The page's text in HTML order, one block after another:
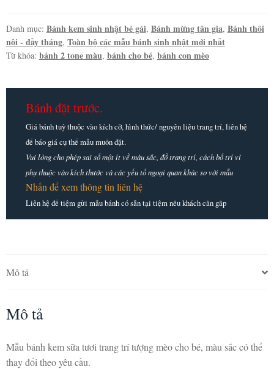
Danh mục: Bánh kem sinh nhật bé gái, Bánh mừng tân gia, Bánh thôi
nôi - đầy tháng, Toàn bộ các mẫu bánh sinh nhật mới nhất
Từ khóa: bánh 2 tone màu, bánh cho bé, bánh con mèo
Bánh đặt trước.
Giá bánh tuỳ thuộc vào kích cỡ, hình thức/ nguyên liệu trang trí, liên hệ
để báo giá cụ thể mẫu muốn đặt.
Vui lòng cho phép sai số một ít về màu sắc, đồ trang trí, cách bố trí vì
phụ thuộc vào kích thước và các yếu tố ngoại quan khác so với mẫu
Nhấn để xem thông tin liên hệ
Liên hệ để tiệm gửi mẫu bánh có sẵn tại tiệm nếu khách cần gấp
Mô tả
Mô tả
Mẫu bánh kem sữa tươi trang trí tượng mèo cho bé, màu sắc có thể
thay đổi theo yêu cầu.